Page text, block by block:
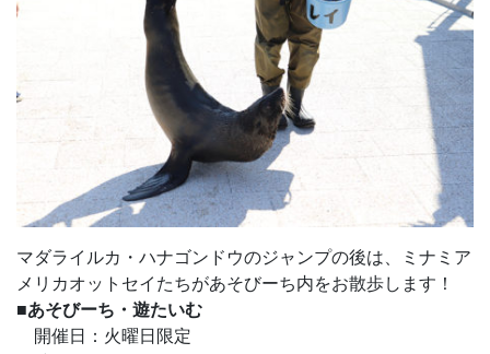
マダライルカ・ハナゴンドウのジャンプの後は、ミナミア
メリカオットセイたちがあそびーち内をお散歩します！
■あそびーち・遊たいむ
開催日：火曜日限定